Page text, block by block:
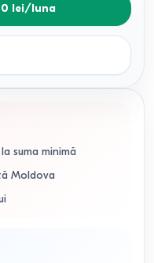
lei/luna
suma minimă
Moldova